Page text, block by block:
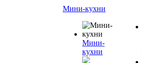
Мини-кухни
Мини-
кухни